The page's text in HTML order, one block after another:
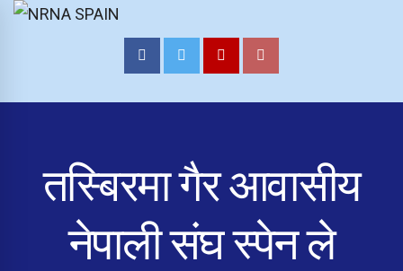
NRNA SPAIN
तस्बिरमा गैर आवासीय
नेपाली संघ स्पेन ले